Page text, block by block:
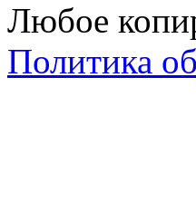
Любое
Политика